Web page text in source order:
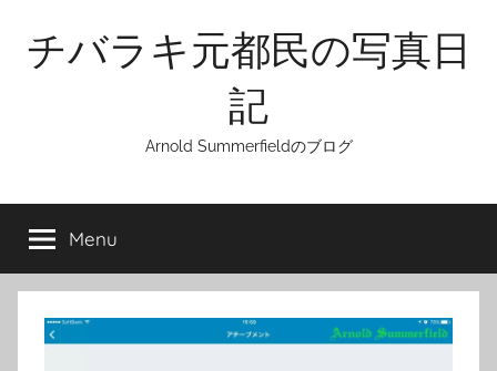
content
チバラキ元都民の写真日
記
Arnold Summerfieldのブログ
Menu